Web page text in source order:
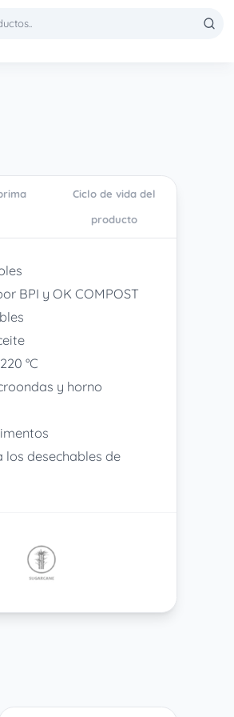
Ciclo de vida del
producto
BPI y OK COMPOST
°C
y horno
desechables de